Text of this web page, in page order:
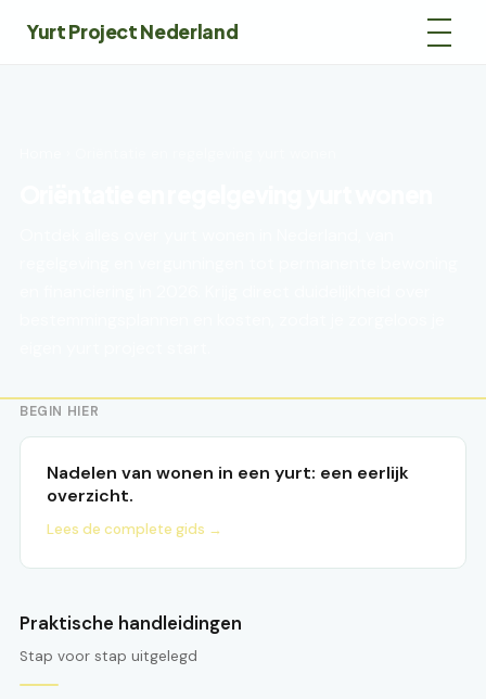
Yurt Project Nederland
BEGIN HIER
Nadelen van wonen in een yurt: een eerlijk
overzicht.
Lees de complete gids →
Praktische handleidingen
Stap voor stap uitgelegd